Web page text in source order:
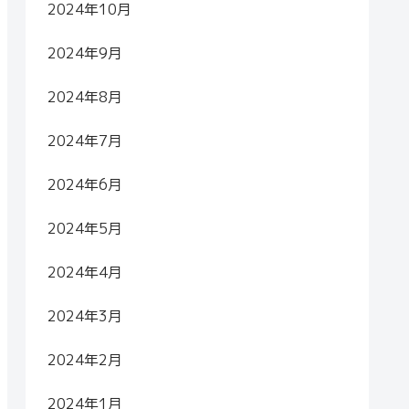
2024年10月
2024年9月
2024年8月
2024年7月
2024年6月
2024年5月
2024年4月
2024年3月
2024年2月
2024年1月